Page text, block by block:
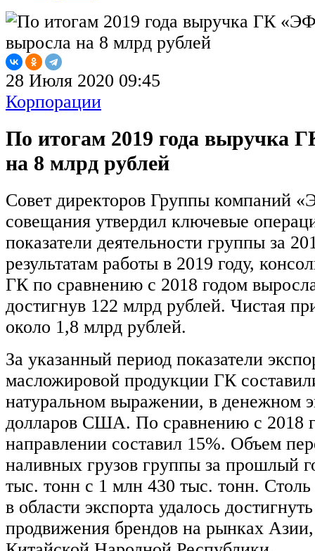
28 Июля 2020 09:45
Корпорации
По итогам 2019 года выручка
на 8 млрд рублей
Совет директоров Группы компаний
совещания утвердил ключевые
показатели деятельности группы за
результатам работы в 2019 году,
ГК по сравнению с 2018 годом
достигнув 122 млрд рублей. Чистая
около 1,8 млрд рублей.
За указанный период показатели
масложировой продукции ГК
натуральном выражении, в денежном
долларов США. По сравнению с 2018
направлении составил 15%. Объем
наливных грузов группы за прошлый
тыс. тонн с 1 млн 430 тыс. тонн.
в области экспорта удалось
продвижения брендов на рынках